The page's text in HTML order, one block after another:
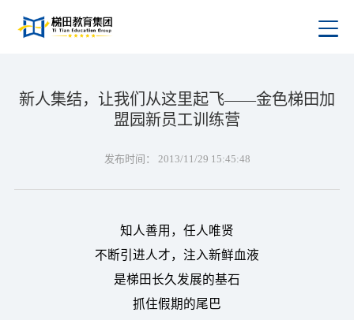
新人集结，让我们从这里起飞——金色梯田加
盟园新员工训练营
发布时间： 2013/11/29 15:45:48
知人善用，任人唯贤
不断引进人才，注入新鲜血液
是梯田长久发展的基石
抓住假期的尾巴